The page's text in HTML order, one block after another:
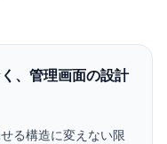
、管理画面の設計
る構造に変えない限